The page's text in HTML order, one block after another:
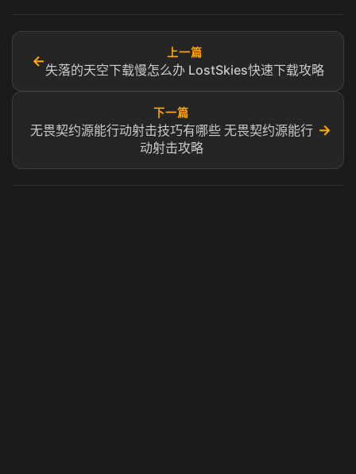
←
上一篇
失落的天空下载慢怎么办 LostSkies快速下载攻略
下一篇
无畏契约源能行动射击技巧有哪些 无畏契约源能行
动射击攻略
→